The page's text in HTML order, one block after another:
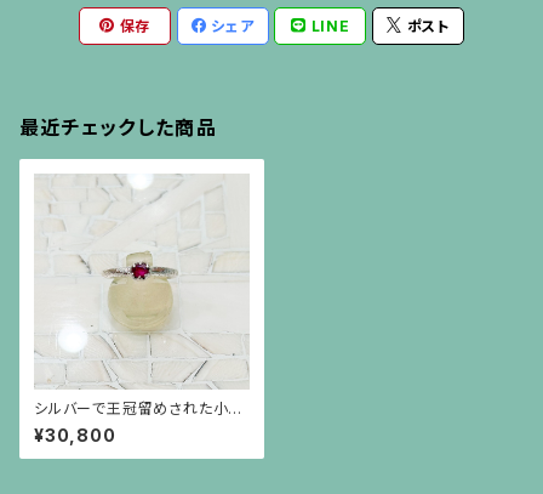
保存 シェア LINE ポスト
最近チェックした商品
シルバーで王冠留めされた小さ
なルビー（0.31ct）のリング
¥30,800